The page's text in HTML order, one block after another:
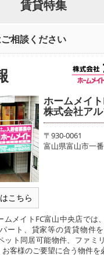
賃貸特集
相談ください
こちら
ホームメイ
株式会社ア
〒930-0061
富山県富山市一
メイトFC富山中央店では
ート、貸家等の賃貸物件
ット同居可能物件、ファミ
客様のご要望に合う物件を